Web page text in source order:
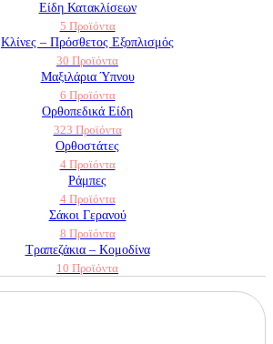
Είδη Κατακλίσεων
5 Προϊόντα
Κλίνες – Πρόσθετος Εξοπλισμός
30 Προϊόντα
Μαξιλάρια Ύπνου
6 Προϊόντα
Ορθοπεδικά Είδη
323 Προϊόντα
Ορθοστάτες
4 Προϊόντα
Ράμπες
4 Προϊόντα
Σάκοι Γερανού
8 Προϊόντα
Τραπεζάκια – Κομοδίνα
10 Προϊόντα